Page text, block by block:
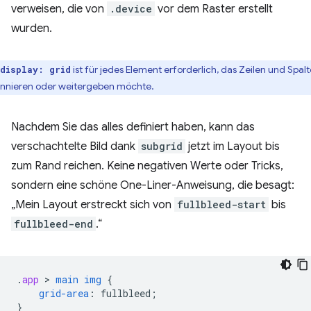
verweisen, die von .device vor dem Raster erstellt
wurden.
display: grid ist für jedes Element erforderlich, das Zeilen und
oder weitergeben möchte.
Nachdem Sie das alles definiert haben, kann das
verschachtelte Bild dank subgrid jetzt im Layout bis
zum Rand reichen. Keine negativen Werte oder Tricks,
sondern eine schöne One-Liner-Anweisung, die besagt:
„Mein Layout erstreckt sich von fullbleed-start bis
fullbleed-end .“
.app > main img {
grid-area : fullbleed ;
}